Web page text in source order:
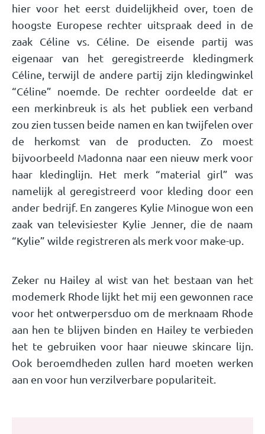
hier voor het eerst duidelijkheid over, toen de
hoogste Europese rechter uitspraak deed in de
zaak Céline vs. Céline. De eisende partij was
eigenaar van het geregistreerde kledingmerk
Céline, terwijl de andere partij zijn kledingwinkel
“Céline” noemde. De rechter oordeelde dat er
een merkinbreuk is als het publiek een verband
zou zien tussen beide namen en kan twijfelen over
de herkomst van de producten. Zo moest
bijvoorbeeld Madonna naar een nieuw merk voor
haar kledinglijn. Het merk “material girl” was
namelijk al geregistreerd voor kleding door een
ander bedrijf. En zangeres Kylie Minogue won een
zaak van televisiester Kylie Jenner, die de naam
“Kylie” wilde registreren als merk voor make-up.
Zeker nu Hailey al wist van het bestaan van het
modemerk Rhode lijkt het mij een gewonnen race
voor het ontwerpersduo om de merknaam Rhode
aan hen te blijven binden en Hailey te verbieden
het te gebruiken voor haar nieuwe skincare lijn.
Ook beroemdheden zullen hard moeten werken
aan en voor hun verzilverbare populariteit.